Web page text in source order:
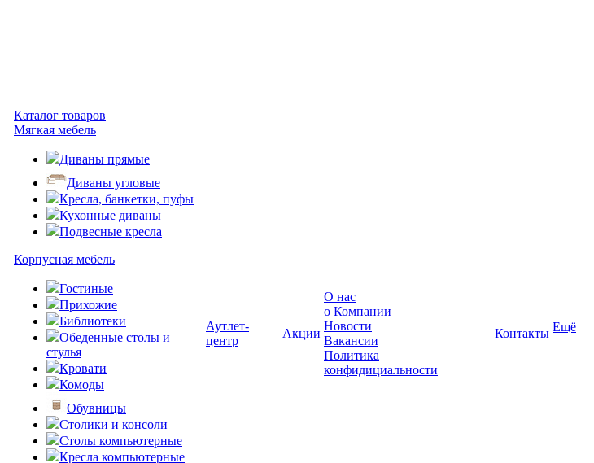
Каталог товаров
Мягкая мебель
Диваны прямые
Диваны угловые
Кресла, банкетки, пуфы
Кухонные диваны
Подвесные кресла
Корпусная мебель
Гостиные
Прихожие
Библиотеки
Обеденные столы и
стулья
Кровати
Комоды
Обувницы
Столики и консоли
Столы компьютерные
Кресла компьютерные
Аутлет-
центр
Акции
О нас
о Компании
Новости
Вакансии
Политика
конфидициальности
Контакты Ещё